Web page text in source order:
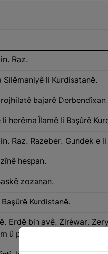
Raz.
Silêmaniyê li Kurdisatanê.
bajarê Derbendîxan
herêma Îlamê li Başûrê
Raz. Razeber. Gundek e
hespan.
zozanan.
Kurdistanê.
Erdê bin avê. Zirêwar.
û panahiya wê jî nêzî 9 km